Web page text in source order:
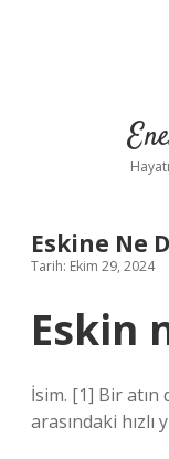
Eskine Ne
Tarih: Ekim 29, 2024
Eskin
İsim. [1] Bir atın
arasındaki hızlı